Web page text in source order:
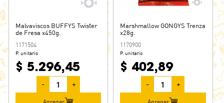
Malvaviscos BUFFYS Twister
de Fresa x450g.
1171504
P. unitario
$ 5.296,45
- +
Agregar
Marshmallow GONGYS Trenza
x28g.
1170900
P. unitario
$ 402,89
- +
Agregar